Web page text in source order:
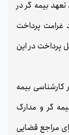
بیمه گر در
غرامت پرداخت
پرداخت در این
بیمه
گر و مدارک
مراجع قضایی